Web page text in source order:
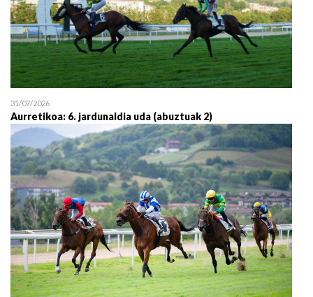
31/07/2026
Aurretikoa: 6. jardunaldia uda (abuztuak 2)